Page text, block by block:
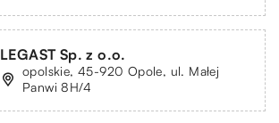
LEGAST Sp. z o.o.
opolskie, 45-920 Opole, ul. Małej
Panwi 8H/4